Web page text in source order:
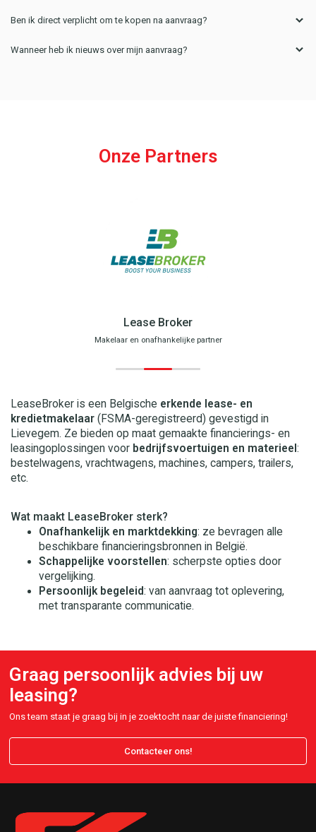
Ben ik direct verplicht om te kopen na aanvraag?
Wanneer heb ik nieuws over mijn aanvraag?
Onze Partners
Lease Broker
Makelaar en onafhankelijke partner
LeaseBroker is een Belgische erkende lease- en
kredietmakelaar (FSMA-geregistreerd) gevestigd in
Lievegem. Ze bieden op maat gemaakte financierings- en
leasingoplossingen voor bedrijfsvoertuigen en materieel :
bestelwagens, vrachtwagens, machines, campers, trailers,
etc.
Wat maakt LeaseBroker sterk?
Onafhankelijk en marktdekking: ze bevragen alle
beschikbare financieringsbronnen in België.
Schappelijke voorstellen: scherpste opties door
vergelijking.
Persoonlijk begeleid: van aanvraag tot oplevering,
met transparante communicatie.
Graag persoonlijk advies bij uw
leasing?
Ons team staat je graag bij in je zoektocht naar de juiste financiering!
Contacteer ons!